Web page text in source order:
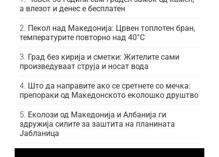
а влезот и денес е бесплатен
Пекол над Македонија: Црвен топлотен бран,
температурите повторно над 40°C
Град без кирија и сметки: Жителите сами
произведуваат струја и носат вода
Што да направите ако се сретнете со мечка:
препораки од Македонското еколошко друштво
Еколози од Македонија и Албанија ги
здружија силите за заштита на планината
Јабланица